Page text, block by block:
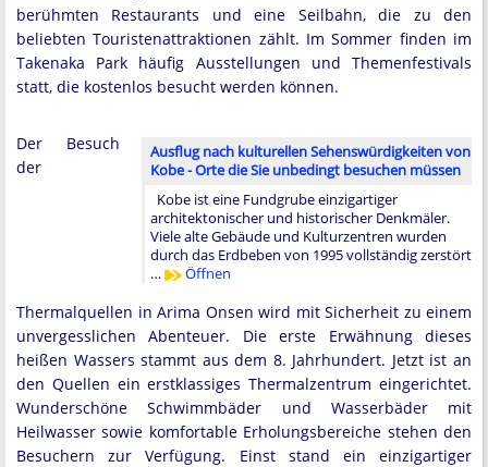
berühmten Restaurants und eine Seilbahn, die zu den
beliebten Touristenattraktionen zählt. Im Sommer finden im
Takenaka Park häufig Ausstellungen und Themenfestivals
statt, die kostenlos besucht werden können.
Ausflug nach kulturellen Sehenswürdigkeiten von
Kobe - Orte die Sie unbedingt besuchen müssen
Kobe ist eine Fundgrube einzigartiger
architektonischer und historischer Denkmäler.
Viele alte Gebäude und Kulturzentren wurden
durch das Erdbeben von 1995 vollständig zerstört
…
Öffnen
Der Besuch
der
Thermalquellen in Arima Onsen wird mit Sicherheit zu einem
unvergesslichen Abenteuer. Die erste Erwähnung dieses
heißen Wassers stammt aus dem 8. Jahrhundert. Jetzt ist an
den Quellen ein erstklassiges Thermalzentrum eingerichtet.
Wunderschöne Schwimmbäder und Wasserbäder mit
Heilwasser sowie komfortable Erholungsbereiche stehen den
Besuchern zur Verfügung. Einst stand ein einzigartiger